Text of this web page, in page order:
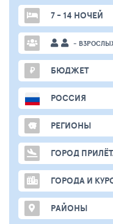
7 - 14 НОЧЕЙ
-
₽ БЮДЖЕТ
РОССИЯ
РЕГИОНЫ
ГОРОД
ГОРОДА И
РАЙОНЫ